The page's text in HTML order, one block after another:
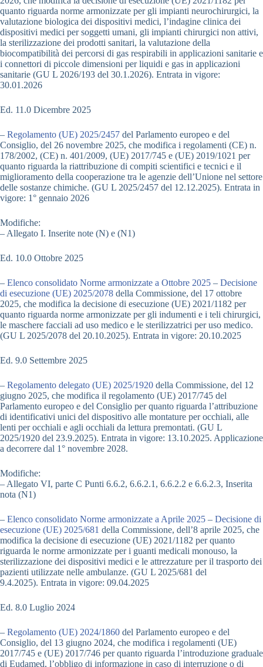
quanto riguarda norme armonizzate per gli impianti neurochirurgici, la
valutazione biologica dei dispositivi medici, l’indagine clinica dei
dispositivi medici per soggetti umani, gli impianti chirurgici non attivi,
la sterilizzazione dei prodotti sanitari, la valutazione della
biocompatibilità dei percorsi di gas respirabili in applicazioni sanitarie e
i connettori di piccole dimensioni per liquidi e gas in applicazioni
sanitarie (GU L 2026/193 del 30.1.2026). Entrata in vigore:
30.01.2026
Ed. 11.0 Dicembre 2025
– Regolamento (UE) 2025/2457 del Parlamento europeo e del
Consiglio, del 26 novembre 2025, che modifica i regolamenti (CE) n.
178/2002, (CE) n. 401/2009, (UE) 2017/745 e (UE) 2019/1021 per
quanto riguarda la riattribuzione di compiti scientifici e tecnici e il
miglioramento della cooperazione tra le agenzie dell’Unione nel settore
delle sostanze chimiche. (GU L 2025/2457 del 12.12.2025). Entrata in
vigore: 1° gennaio 2026
Modifiche:
– Allegato I. Inserite note (N) e (N1)
Ed. 10.0 Ottobre 2025
– Elenco consolidato Norme armonizzate a Ottobre 2025 – Decisione
di esecuzione (UE) 2025/2078 della Commissione, del 17 ottobre
2025, che modifica la decisione di esecuzione (UE) 2021/1182 per
quanto riguarda norme armonizzate per gli indumenti e i teli chirurgici,
le maschere facciali ad uso medico e le sterilizzatrici per uso medico.
(GU L 2025/2078 del 20.10.2025). Entrata in vigore: 20.10.2025
Ed. 9.0 Settembre 2025
– Regolamento delegato (UE) 2025/1920 della Commissione, del 12
giugno 2025, che modifica il regolamento (UE) 2017/745 del
Parlamento europeo e del Consiglio per quanto riguarda l’attribuzione
di identificativi unici del dispositivo alle montature per occhiali, alle
lenti per occhiali e agli occhiali da lettura premontati. (GU L
2025/1920 del 23.9.2025). Entrata in vigore: 13.10.2025. Applicazione
a decorrere dal 1° novembre 2028.
Modifiche:
– Allegato VI, parte C Punti 6.6.2, 6.6.2.1, 6.6.2.2 e 6.6.2.3, Inserita
nota (N1)
– Elenco consolidato Norme armonizzate a Aprile 2025 – Decisione di
esecuzione (UE) 2025/681 della Commissione, dell’8 aprile 2025, che
modifica la decisione di esecuzione (UE) 2021/1182 per quanto
riguarda le norme armonizzate per i guanti medicali monouso, la
sterilizzazione dei dispositivi medici e le attrezzature per il trasporto dei
pazienti utilizzate nelle ambulanze. (GU L 2025/681 del
9.4.2025). Entrata in vigore: 09.04.2025
Ed. 8.0 Luglio 2024
– Regolamento (UE) 2024/1860 del Parlamento europeo e del
Consiglio, del 13 giugno 2024, che modifica i regolamenti (UE)
2017/745 e (UE) 2017/746 per quanto riguarda l’introduzione graduale
di Eudamed, l’obbligo di informazione in caso di interruzione o di